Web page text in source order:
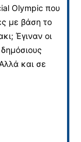
Olympic που
με βάση το
Έγιναν οι
και σε